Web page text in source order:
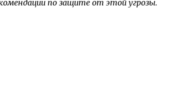
по защите от этой угрозы.